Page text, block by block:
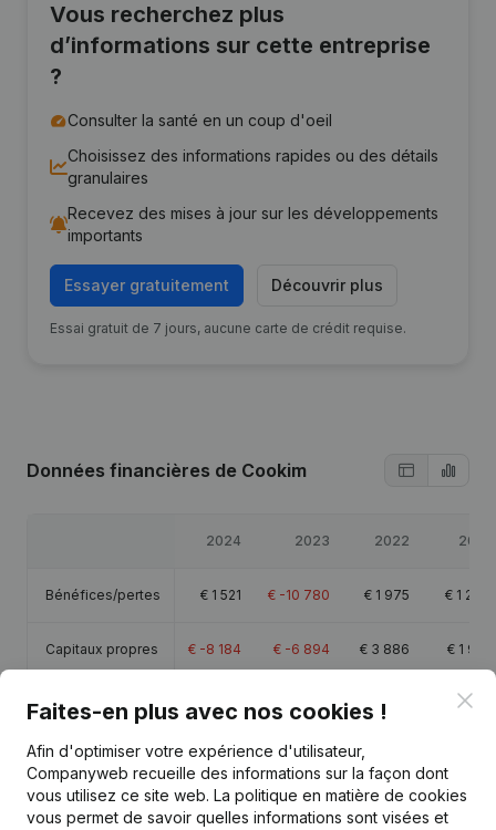
Vous recherchez plus
d’informations sur cette entreprise
?
Consulter la santé en un coup d'oeil
Choisissez des informations rapides ou des détails
granulaires
Recevez des mises à jour sur les développements
importants
Essayer gratuitement Découvrir plus
Essai gratuit de 7 jours, aucune carte de crédit requise.
Données financières de Cookim
2024 2023 2022 2021
Bénéfices/pertes € 1 521 € -10 780 € 1 975 € 1 248
Capitaux propres € -8 184 € -6 894 € 3 886 € 1 910
Marge brute €54 126 € 35 675 €21 589 10 627
Personnel 3,3
Faites-en plus avec nos cookies !
Afin d'optimiser votre expérience d'utilisateur,
Companyweb recueille des informations sur la façon dont
vous utilisez ce site web. La politique en matière de cookies
vous permet de savoir quelles informations sont visées et